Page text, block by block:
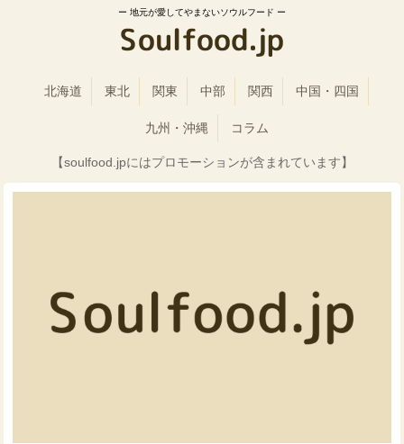
地元が愛してやまないソウルフード
北海道 東北 関東 中部 関西 中国・四国
九州・沖縄 コラム
【soulfood.jpにはプロモーションが含まれています】